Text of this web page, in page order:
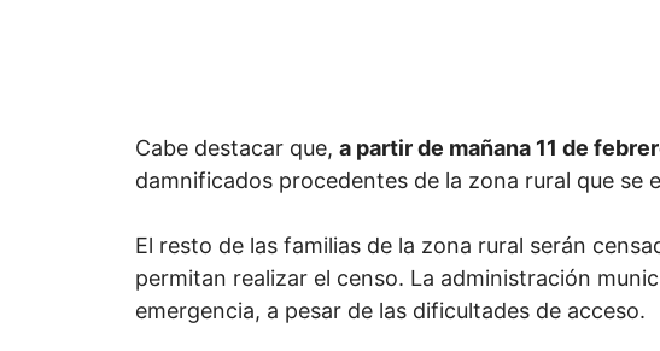
Cabe destacar que, a partir de mañana 11 de
damnificados procedentes de la zona rural que se
El resto de las familias de la zona rural serán
permitan realizar el censo. La administración
emergencia, a pesar de las dificultades de acceso.